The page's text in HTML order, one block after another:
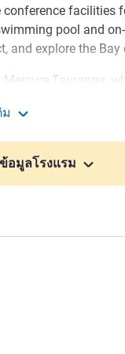
conference facilities
pool and
and explore the Bay
Tauranga,
to Mount
hubs,
and productive
ม
ข้อมูลโรงแรม